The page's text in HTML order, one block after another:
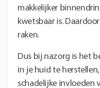
makkelijker
kwetsbaar is.
raken.
Dus bij nazorg is het
in je huid te
schadelijke invloeden